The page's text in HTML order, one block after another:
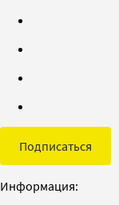
Подписаться
Информация: